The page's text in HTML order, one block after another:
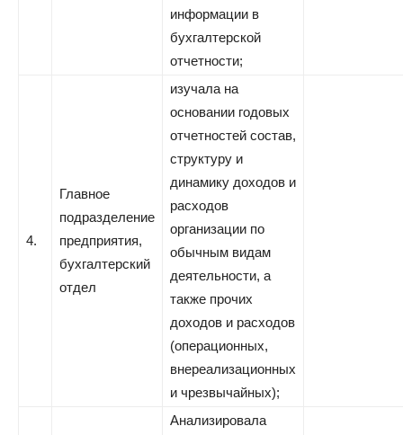
информации в
бухгалтерской
отчетности;
4.
Главное
подразделение
предприятия,
бухгалтерский
отдел
изучала на
основании годовых
отчетностей состав,
структуру и
динамику доходов и
расходов
организации по
обычным видам
деятельности, а
также прочих
доходов и расходов
(операционных,
внереализационных
и чрезвычайных);
Анализировала